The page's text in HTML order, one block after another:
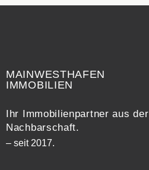
MAINWESTHAFEN
IMMOBILIEN
Ihr Immobilienpartner aus der
Nachbarschaft.
– seit 2017.